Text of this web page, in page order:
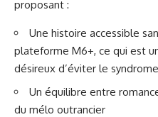
proposant :
Une histoire accessible
plateforme M6+, ce qui est
désireux d’éviter le
Un équilibre entre
du mélo outrancier